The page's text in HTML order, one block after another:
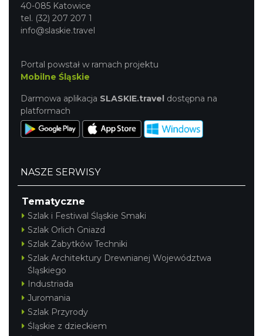
40-085 Katowice
tel. (32) 207 207 1
info@slaskie.travel
Portal powstał w ramach projektu
Mobilne Śląskie
Darmowa aplikacja SLASKIE.travel dostępna na
platformach
NASZE SERWISY
Tematyczne
Szlak i Festiwal Śląskie Smaki
Szlak Orlich Gniazd
Szlak Zabytków Techniki
Szlak Architektury Drewnianej Województwa
Śląskiego
Industriada
Juromania
Szlak Przyrody
Śląskie z dzieckiem